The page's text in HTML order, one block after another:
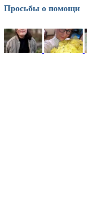
Просьбы о помощи